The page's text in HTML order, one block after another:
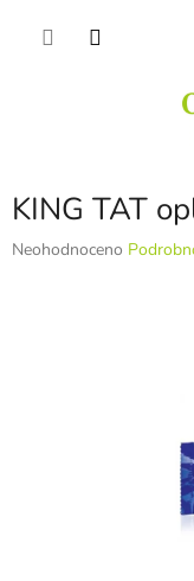
KING TAT
Průměrné
Neohodnoceno